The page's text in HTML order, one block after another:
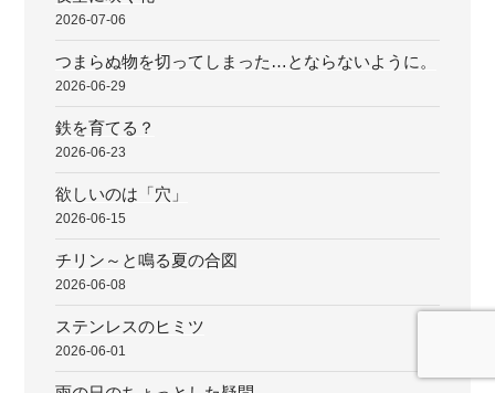
2026-07-06
つまらぬ物を切ってしまった…とならないように。
2026-06-29
鉄を育てる？
2026-06-23
欲しいのは「穴」
2026-06-15
チリン～と鳴る夏の合図
2026-06-08
ステンレスのヒミツ
2026-06-01